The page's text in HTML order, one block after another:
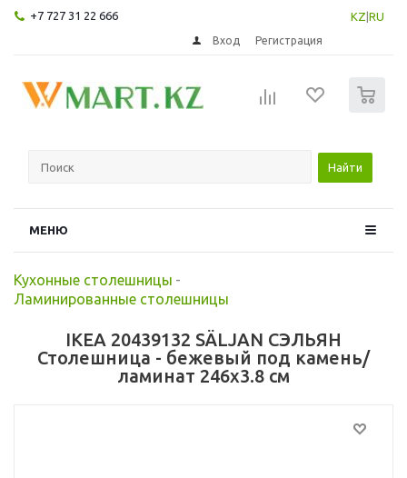
+7 727 31 22 666 KZ RU
Вход Регистрация
Найти
МЕНЮ
Кухонные столешницы -
Ламинированные столешницы
IKEA 20439132 SÄLJAN СЭЛЬЯН
Столешница - бежевый под камень/
ламинат 246x3.8 см